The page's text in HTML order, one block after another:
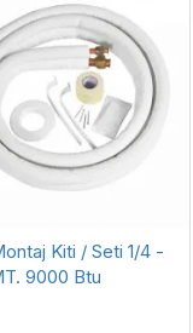
Kiti / Seti 1/4 -
9000 Btu